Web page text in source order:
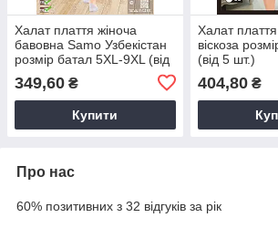
Халат плаття жіноча
бавовна Samo Узбекiстан
розмір батал 5XL-9XL (від
349,60 ₴
Купити
Халат
віскоза
(від 5 шт.)
404,80₴
Про нас
60% позитивних з 32 відгуків за рік